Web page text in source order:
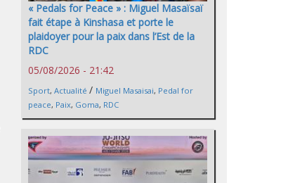
« Pedals for Peace » : Miguel Masaïsaï
fait étape à Kinshasa et porte le
plaidoyer pour la paix dans l’Est de la
RDC
05/08/2026 - 21:42
Sport, Actualité / Miguel Masaisai, Pedal for
peace, Paix, Goma, RDC